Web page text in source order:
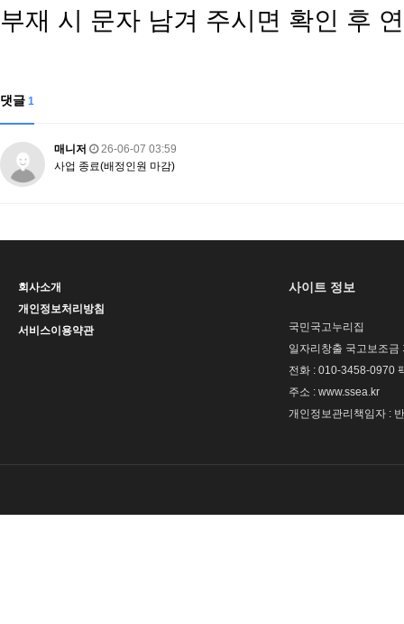
부재 시 문자 남겨 주시면 확인 후
댓글 1
매니저
26-06-07 03:59
사업 종료(배정인원 마감)
회사소개
개인정보처리방침
서비스이용약관
사이트 정보
국민국고누리집
일자리창출 국고보조금
전화 : 010-3458-0970
주소 : www.ssea.kr
개인정보관리책임자 :